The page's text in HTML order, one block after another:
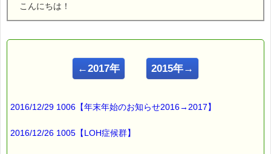
こんにちは！
■ｅパスタイム通信 2016.03.31 VOL.928号
【スマホ焼け？】
スマホの光といえば
ブルーライト。
←2017年 2015年→
2016/12/29 1006【年末年始のお知らせ2016→2017】
2016/12/26 1005【LOH症候群】